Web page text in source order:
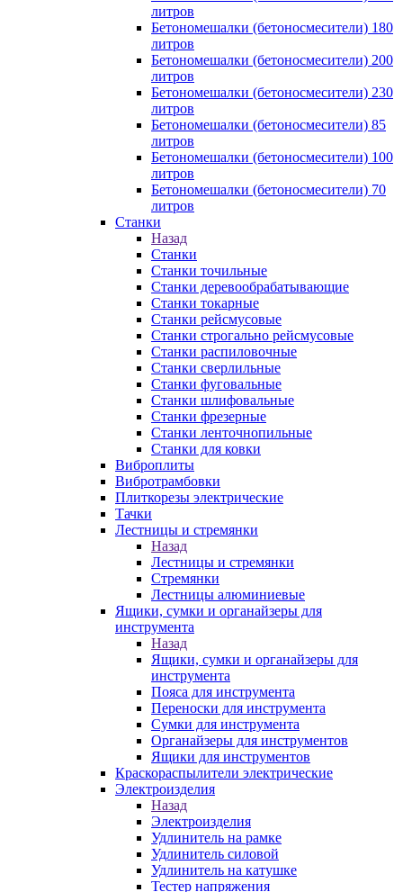
литров
Бетономешалки (бетоносмесители) 180
литров
Бетономешалки (бетоносмесители) 200
литров
Бетономешалки (бетоносмесители) 230
литров
Бетономешалки (бетоносмесители) 85
литров
Бетономешалки (бетоносмесители) 100
литров
Бетономешалки (бетоносмесители) 70
литров
Станки
Назад
Станки
Станки точильные
Станки деревообрабатывающие
Станки токарные
Станки рейсмусовые
Станки строгально рейсмусовые
Станки распиловочные
Станки сверлильные
Станки фуговальные
Станки шлифовальные
Станки фрезерные
Станки ленточнопильные
Станки для ковки
Виброплиты
Вибротрамбовки
Плиткорезы электрические
Тачки
Лестницы и стремянки
Назад
Лестницы и стремянки
Стремянки
Лестницы алюминиевые
Ящики, сумки и органайзеры для
инструмента
Назад
Ящики, сумки и органайзеры для
инструмента
Пояса для инструмента
Переноски для инструмента
Сумки для инструмента
Органайзеры для инструментов
Ящики для инструментов
Краскораспылители электрические
Электроизделия
Назад
Электроизделия
Удлинитель на рамке
Удлинитель силовой
Удлинитель на катушке
Тестер напряжения